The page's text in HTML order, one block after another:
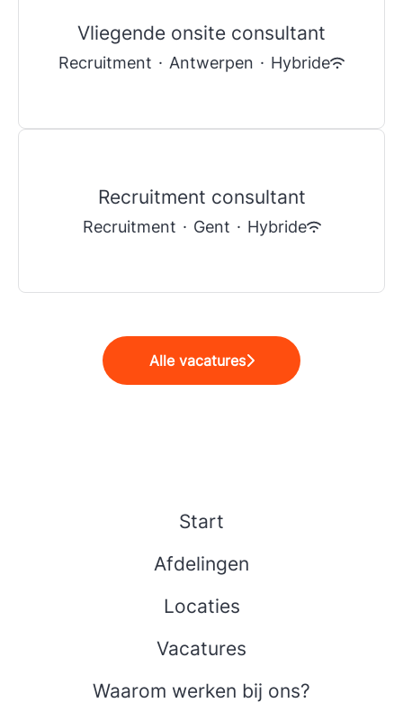
Vliegende onsite consultant
Recruitment · Antwerpen · Hybride
Recruitment consultant
Recruitment · Gent · Hybride
Alle vacatures
Start
Afdelingen
Locaties
Vacatures
Waarom werken bij ons?